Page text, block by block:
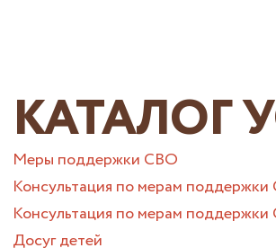
КАТАЛОГ
Меры поддержки СВО
Консультация по мерам
Консультация по мерам
Досуг детей